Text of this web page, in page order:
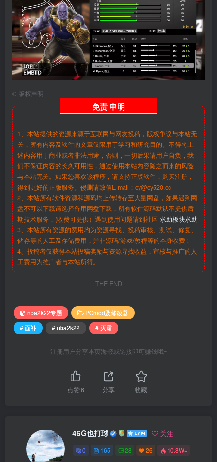
© 版权声明
免责 申明
1、本站提供的资源来源于互联网与网友投稿，版权争议与本站无
关，所有内容及软件的文章仅限用于学习和研究目的。不得将上
述内容用于商业或者非法用途，否则，一切后果请用户自负，我
们不保证内容的长久可用性，通过使用本站内容随之而来的风险
与本站无关。如果您喜欢该程序，请支持正版软件，购买注册，
得到更好的正版服务。侵删请致信E-mail：cy@cy520.cc
2、本站所有软件资源和源码均上传转存至大量网盘，如果遇到网
盘不可以下载请选择备用网盘下载，所有软件源码默认不提供后
期技术服务，(收费可提供）遇到使用问题请到社区 求助板块求助
3、本站所有资源的费用均为资源寻找、投稿审核、测试、修复、
储存等的人工及存储费用，并非源码/游戏/教程等的本身收费！
4、投稿者仅获得本站投稿奖励与资源寻找收益，审核与推广的人
工费用为推广者与本站所得。
THE END
nba2k22专题
PCmod及修改器
# 面补
# nba2k22 # 灭霸
注册用户分享本页海报或链接即可赚钱哦~
点赞6 分享 收藏
46G也打球 关注
0 165 28 26 10.8W+